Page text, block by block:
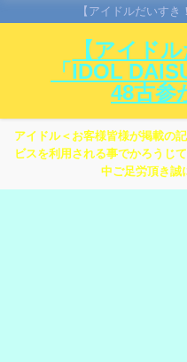
【アイドルだいすき
【アイド
「IDOL
48古参
アイドル＜お客様皆様が掲載の
ビスを利用される事でかろうじ
中ご足労頂き誠